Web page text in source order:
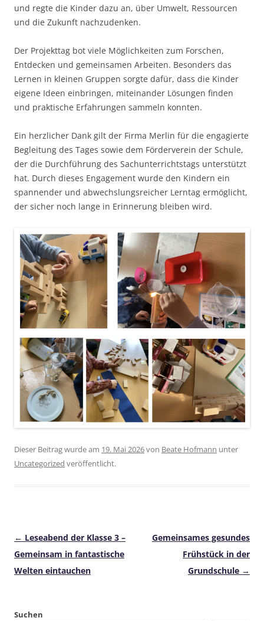
und regte die Kinder dazu an, über Umwelt, Ressourcen
und die Zukunft nachzudenken.
Der Projekttag bot viele Möglichkeiten zum Forschen,
Entdecken und gemeinsamen Arbeiten. Besonders das
Lernen in kleinen Gruppen sorgte dafür, dass die Kinder
eigene Ideen einbringen, miteinander Lösungen finden
und praktische Erfahrungen sammeln konnten.
Ein herzlicher Dank gilt der Firma Merlin für die engagierte
Begleitung des Tages sowie dem Förderverein der Schule,
der die Durchführung des Sachunterrichtstags unterstützt
hat. Durch dieses Engagement wurde den Kindern ein
spannender und abwechslungsreicher Lerntag ermöglicht,
der sicher noch lange in Erinnerung bleiben wird.
Dieser Beitrag wurde am 19. Mai 2026von Beate Hofmann unter
Uncategorized veröffentlicht.
Beitragsnavigation
← Leseabend der Klasse 3 –
Gemeinsam in fantastische
Welten eintauchen
Gemeinsames gesundes
Frühstück in der
Grundschule →
Suchen